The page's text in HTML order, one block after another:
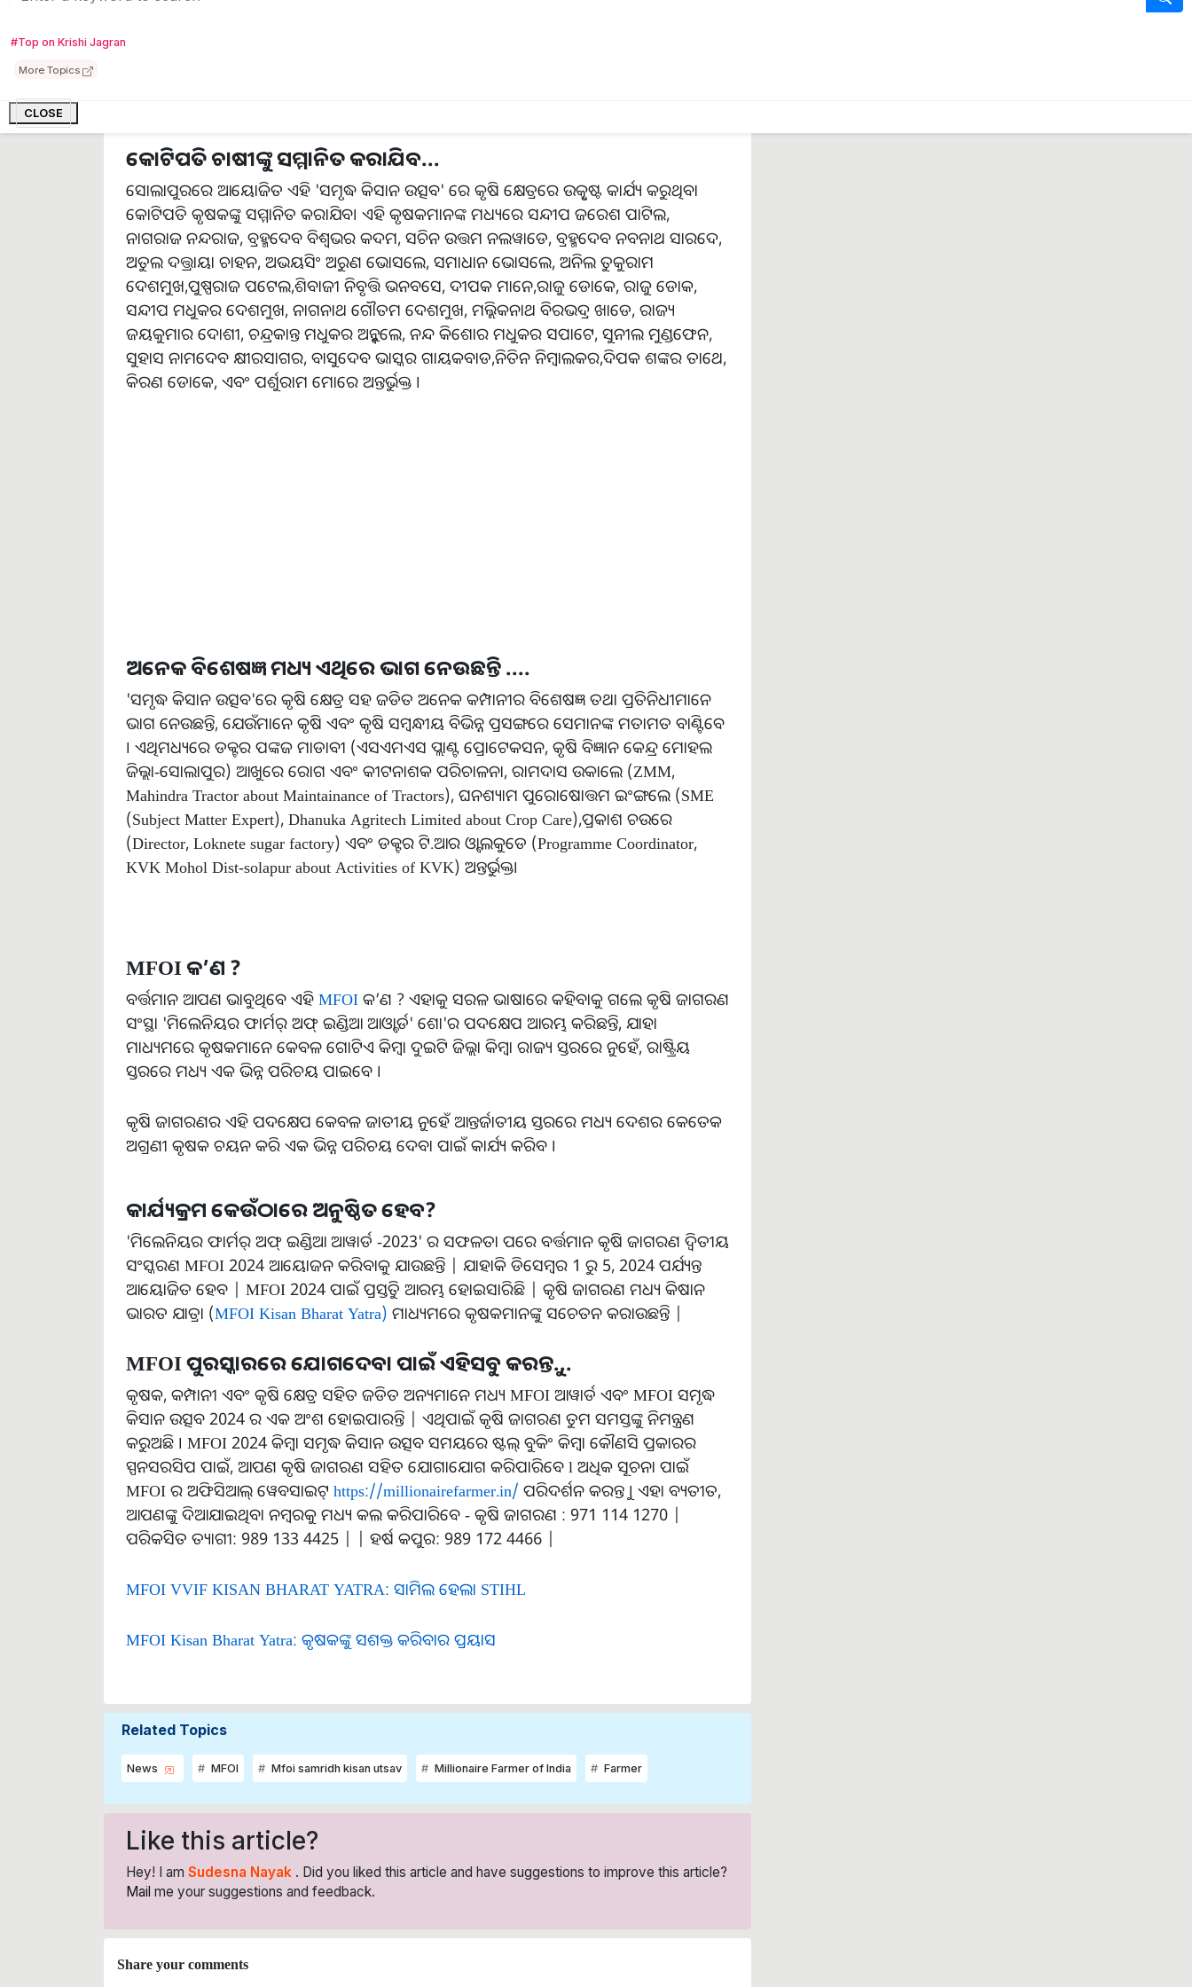
#Top on Krishi Jagran
More Topics
CLOSE
କୋଟିପତି ଚାଷୀଙ୍କୁ ସମ୍ମାନିତ କରାଯିବ...
ସୋଲାପୁରରେ ଆୟୋଜିତ ଏହି 'ସମୃଦ୍ଧ କିସାନ ଉତ୍ସବ' ରେ କୃଷି କ୍ଷେତ୍ରରେ ଉତ୍କୃଷ୍ଟ କାର୍ଯ୍ୟ କରୁଥିବା
କୋଟିପତି କୃଷକଙ୍କୁ ସମ୍ମାନିତ କରାଯିବ। ଏହି କୃଷକମାନଙ୍କ ମଧ୍ୟରେ ସନ୍ଦୀପ ଜରେଶ ପାଟିଲ,
ନାଗରାଜ ନନ୍ଦରାଜ, ବ୍ରହ୍ମଦେବ ବିଶ୍ୱଭର କଦମ, ସଚିନ ଉତ୍ତମ ନଲୱାଡେ, ବ୍ରହ୍ମଦେବ ନବନାଥ ସାରଦେ,
ଅତୁଲ ଦତ୍ତ୍ରାୟା ଚାହନ, ଅଭୟସିଂ ଅରୁଣ ଭୋସଲେ, ସମାଧାନ ଭୋସଲେ, ଅନିଲ ତୁକୁରାମ
ଦେଶମୁଖ,ପୁଷ୍ପରାଜ ପଟେଲ,ଶିବାଜୀ ନିବୃତ୍ତି ଭନବସେ, ଦୀପକ ମାନେ,ରାଜୁ ଡୋକେ, ରାଜୁ ଡୋକ,
ସନ୍ଦୀପ ମଧୁକର ଦେଶମୁଖ, ନାଗନାଥ ଗୌତମ ଦେଶମୁଖ, ମଲ୍ଲିକନାଥ ବିରଭଦ୍ର ଖାଡେ, ରାଜ୍ୟ
ଜୟକୁମାର ଦୋଶୀ, ଚନ୍ଦ୍ରକାନ୍ତ ମଧୁକର ଅନ୍ବୁଲେ, ନନ୍ଦ କିଶୋର ମଧୁକର ସପାଟେ, ସୁନୀଲ ମୁଣ୍ଡଫେନ,
ସୁହାସ ନାମଦେବ କ୍ଷୀରସାଗର, ବାସୁଦେବ ଭାସ୍କର ଗାୟକବାଡ,ନିତିନ ନିମ୍ବାଲକର,ଦିପକ ଶଙ୍କର ତାଥେ,
କିରଣ ଡୋକେ, ଏବଂ ପର୍ଶୁରାମ ମୋରେ ଅନ୍ତର୍ଭୁକ୍ତ ।
ଅନେକ ବିଶେଷଜ୍ଞ ମଧ୍ୟ ଏଥିରେ ଭାଗ ନେଉଛନ୍ତି ....
'ସମୃଦ୍ଧ କିସାନ ଉତ୍ସବ'ରେ କୃଷି କ୍ଷେତ୍ର ସହ ଜଡିତ ଅନେକ କମ୍ପାନୀର ବିଶେଷଜ୍ଞ ତଥା ପ୍ରତିନିଧୀମାନେ
ଭାଗ ନେଉଛନ୍ତି, ଯେଉଁମାନେ କୃଷି ଏବଂ କୃଷି ସମ୍ବନ୍ଧୀୟ ବିଭିନ୍ନ ପ୍ରସଙ୍ଗରେ ସେମାନଙ୍କ ମତାମତ ବାଣ୍ଟିବେ
। ଏଥିମଧ୍ୟରେ ଡକ୍ଟର ପଙ୍କଜ ମାଡାବୀ (ଏସଏମଏସ ପ୍ଲାଣ୍ଟ ପ୍ରୋଟେକସନ, କୃଷି ବିଜ୍ଞାନ କେନ୍ଦ୍ର ମୋହଲ
ଜିଲ୍ଲା-ସୋଲାପୁର) ଆଖୁରେ ରୋଗ ଏବଂ କୀଟନାଶକ ପରିଚାଳନା, ରାମଦାସ ଉକାଲେ (ZMM,
Mahindra Tractor about Maintainance of Tractors), ଘନଶ୍ୟାମ ପୁରୋଷୋତ୍ତମ ଇଂଙ୍ଗଲେ (SME
(Subject Matter Expert), Dhanuka Agritech Limited about Crop Care),ପ୍ରକାଶ ଚଉରେ
(Director, Loknete sugar factory) ଏବଂ ଡକ୍ଟର ଟି.ଆର ଓ୍ବାଲକୁଡେ (Programme Coordinator,
KVK Mohol Dist-solapur about Activities of KVK) ଅନ୍ତର୍ଭୁକ୍ତ।
MFOI କ’ଣ ?
ବର୍ତ୍ତମାନ ଆପଣ ଭାବୁଥିବେ ଏହି MFOI କ’ଣ ? ଏହାକୁ ସରଳ ଭାଷାରେ କହିବାକୁ ଗଲେ କୃଷି ଜାଗରଣ
ସଂସ୍ଥା 'ମିଲେନିୟର ଫାର୍ମର୍ ଅଫ୍ ଇଣ୍ଡିଆ ଆଓ୍ବାର୍ଡ' ଶୋ'ର ପଦକ୍ଷେପ ଆରମ୍ଭ କରିଛନ୍ତି, ଯାହା
ମାଧ୍ୟମରେ କୃଷକମାନେ କେବଳ ଗୋଟିଏ କିମ୍ବା ଦୁଇଟି ଜିଲ୍ଲା କିମ୍ବା ରାଜ୍ୟ ସ୍ତରରେ ନୁହେଁ, ରାଷ୍ଟ୍ରିୟ
ସ୍ତରରେ ମଧ୍ୟ ଏକ ଭିନ୍ନ ପରିଚୟ ପାଇବେ ।
କୃଷି ଜାଗରଣର ଏହି ପଦକ୍ଷେପ କେବଳ ଜାତୀୟ ନୁହେଁ ଆନ୍ତର୍ଜାତୀୟ ସ୍ତରରେ ମଧ୍ୟ ଦେଶର କେତେକ
ଅଗ୍ରଣୀ କୃଷକ ଚୟନ କରି ଏକ ଭିନ୍ନ ପରିଚୟ ଦେବା ପାଇଁ କାର୍ଯ୍ୟ କରିବ ।
କାର୍ଯ୍ୟକ୍ରମ କେଉଁଠାରେ ଅନୁଷ୍ଠିତ ହେବ?
'ମିଲେନିୟର ଫାର୍ମର୍ ଅଫ୍ ଇଣ୍ଡିଆ ଆୱାର୍ଡ -2023' ର ସଫଳତା ପରେ ବର୍ତ୍ତମାନ କୃଷି ଜାଗରଣ ଦ୍ୱିତୀୟ
ସଂସ୍କରଣ MFOI 2024 ଆୟୋଜନ କରିବାକୁ ଯାଉଛନ୍ତି | ଯାହାକି ଡିସେମ୍ବର 1 ରୁ 5, 2024 ପର୍ଯ୍ୟନ୍ତ
ଆୟୋଜିତ ହେବ | MFOI 2024 ପାଇଁ ପ୍ରସ୍ତୁତି ଆରମ୍ଭ ହୋଇସାରିଛି | କୃଷି ଜାଗରଣ ମଧ୍ୟ କିଷାନ
ଭାରତ ଯାତ୍ରା (MFOI Kisan Bharat Yatra) ମାଧ୍ୟମରେ କୃଷକମାନଙ୍କୁ ସଚେତନ କରାଉଛନ୍ତି |
MFOI ପୁରସ୍କାରରେ ଯୋଗଦେବା ପାଇଁ ଏହିସବୁ କରନ୍ତୁ...
କୃଷକ, କମ୍ପାନୀ ଏବଂ କୃଷି କ୍ଷେତ୍ର ସହିତ ଜଡିତ ଅନ୍ୟମାନେ ମଧ୍ୟ MFOI ଆୱାର୍ଡ ଏବଂ MFOI ସମୃଦ୍ଧ
କିସାନ ଉତ୍ସବ 2024 ର ଏକ ଅଂଶ ହୋଇପାରନ୍ତି | ଏଥିପାଇଁ କୃଷି ଜାଗରଣ ତୁମ ସମସ୍ତଙ୍କୁ ନିମନ୍ତ୍ରଣ
କରୁଅଛି । MFOI 2024 କିମ୍ବା ସମୃଦ୍ଧ କିସାନ ଉତ୍ସବ ସମୟରେ ଷ୍ଟଲ୍ ବୁକିଂ କିମ୍ବା କୌଣସି ପ୍ରକାରର
ସ୍ପନସରସିପ ପାଇଁ, ଆପଣ କୃଷି ଜାଗରଣ ସହିତ ଯୋଗାଯୋଗ କରିପାରିବେ l ଅଧିକ ସୂଚନା ପାଇଁ
MFOI ର ଅଫିସିଆଲ୍ ୱେବସାଇଟ୍ https://millionairefarmer.in/ ପରିଦର୍ଶନ କରନ୍ତୁ । ଏହା ବ୍ୟତୀତ,
ଆପଣଙ୍କୁ ଦିଆଯାଇଥିବା ନମ୍ବରକୁ ମଧ୍ୟ କଲ କରିପାରିବେ - କୃଷି ଜାଗରଣ : 971 114 1270 |
ପରିକସିତ ତ୍ୟାଗୀ: 989 133 4425 | | ହର୍ଷ କପୁର: 989 172 4466 |
MFOI VVIF KISAN BHARAT YATRA: ସାମିଲ ହେଲା STIHL
MFOI Kisan Bharat Yatra: କୃଷକଙ୍କୁ ସଶକ୍ତ କରିବାର ପ୍ରୟାସ
Related Topics
News MFOI Mfoi samridh kisan utsav Millionaire Farmer of India Farmer
Like this article?
Hey! I am Sudesna Nayak . Did you liked this article and have suggestions to improve this article?
Mail me your suggestions and feedback.
Share your comments